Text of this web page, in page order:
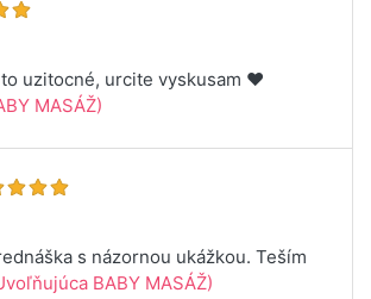
uzitocné, urcite vyskusam ❤️
MASÁŽ)
s názornou ukážkou. Teším
BABY MASÁŽ)